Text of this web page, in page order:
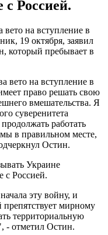
Россией.
вето на вступление в
19 октября, заявил
пребывает в
вето на вступление в
право решать свою
вмешательства. Я
суверенитета
работать
мы в правильном месте,
Остин.
Украине
с Россией.
эту войну, и
препятствует мирному
территориальную
- отметил Остин.